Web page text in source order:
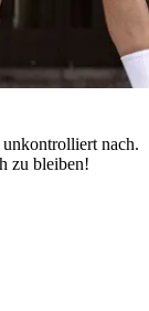
nach.
zu bleiben!